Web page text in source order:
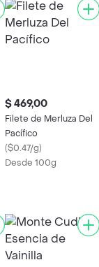
$ 469,00
Filete de Merluza Del
Pacífico
($0.47/g)
Desde 100g